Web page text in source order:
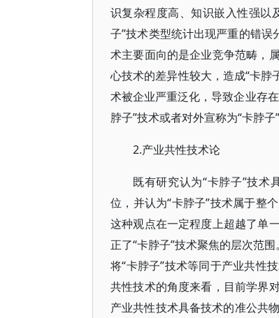
识复杂程度高、知识嵌入性强以
子”技术类型统计出现严重的错
术主要面向的是企业竞争范畴，
心技术的差异性较大，造成“卡脖
术被企业严重泛化，导致企业存
脖子”技术或者对外宣称为“卡脖子
2.产业共性技术论
既有研究认为“卡脖子”技
位，并认为“卡脖子”技术属于整
这种观点在一定程度上超越了单
正了“卡脖子”技术聚焦的层次范
将“卡脖子”技术等同于产业共性
共性技术的角度来看，目前学界
产业共性技术具备技术的准公共